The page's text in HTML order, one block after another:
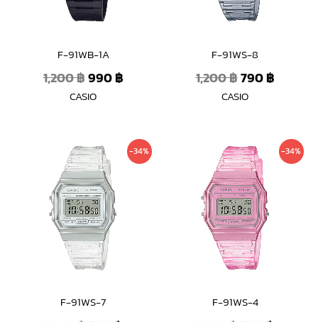
F-91WB-1A
1,200฿990฿
CASIO
F-91WS-8
1,200฿790฿
CASIO
-34%
F-91WS-7
Original
price
was:
1,200 ฿.
Current
price
-34%
F-91WS-4
Original
price
was:
1,200 ฿.
price